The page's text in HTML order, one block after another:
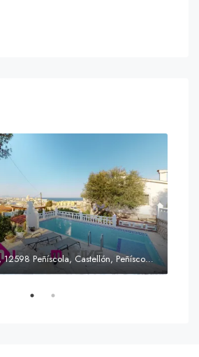
C. Guatemala, 6, 12598 Peñíscola, Castellón, Peñíscola, Communauté valencienne